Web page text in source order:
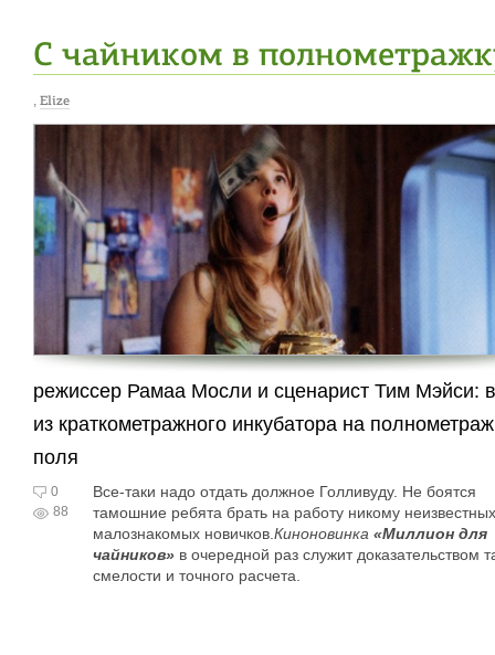
С чайником в
, Elize
режиссер Рамаа Мосли и сценарист Тим Мэйси:
из краткометражного инкубатора на
поля
0
88
Все-таки надо отдать должное Голливуду. Не боятся
тамошние ребята брать на работу никому
малознакомых новичков. Киноновинка «Миллион для
чайников» в очередной раз служит доказательством
смелости и точного расчета.